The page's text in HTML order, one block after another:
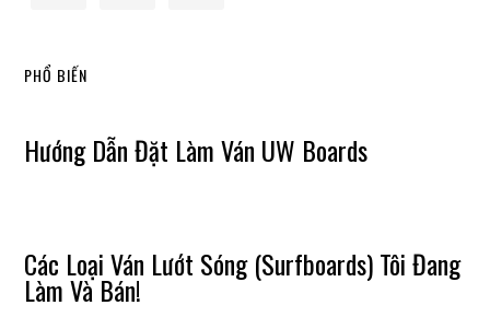
PHỔ BIẾN
Hướng Dẫn Đặt Làm Ván UW Boards
Các Loại Ván Lướt Sóng (Surfboards) Tôi Đang
Làm Và Bán!